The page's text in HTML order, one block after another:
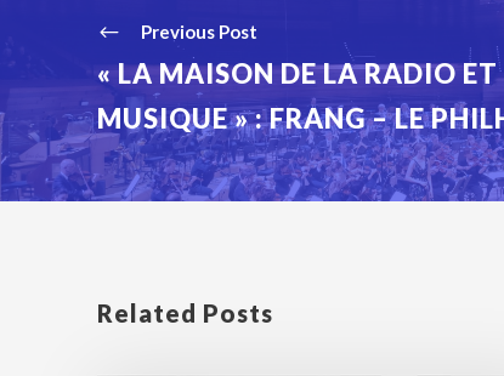
Previous Post
« LA MAISON DE LA RADIO ET
MUSIQUE » : FRANG – LE
Related Posts